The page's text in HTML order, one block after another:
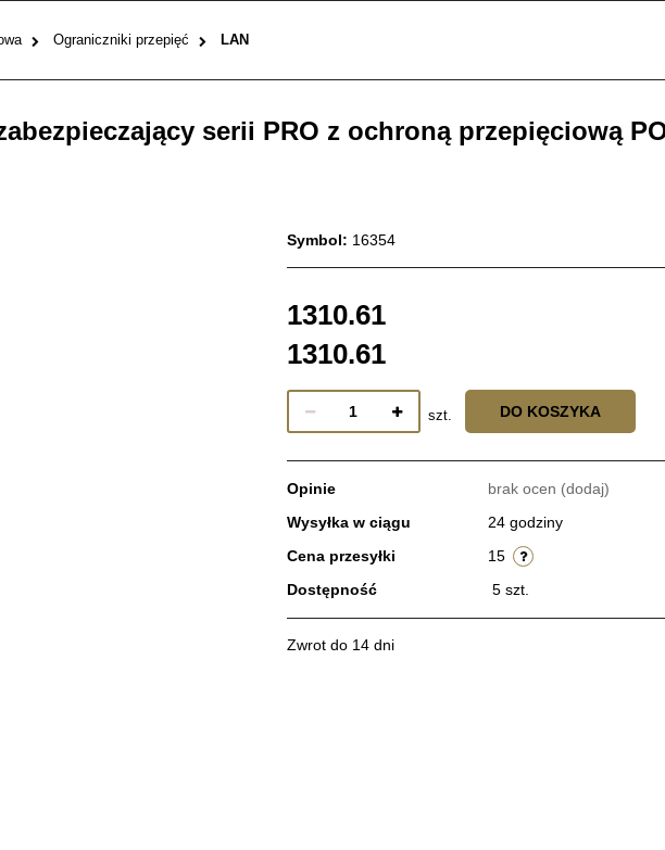
Ograniczniki przepięć LAN
serii PRO z ochroną przepięciową
Symbol: 16354
1310.61
1310.61
szt. DO KOSZYKA
Opinie brak ocen (dodaj)
Wysyłka w ciągu
24 godziny
Cena przesyłki
15
Dostępność
5 szt.
Zwrot do 14 dni